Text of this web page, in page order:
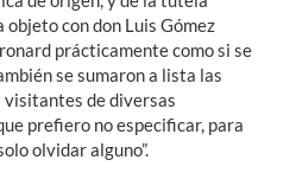
con don Luis Gómez
prácticamente como si se
se sumaron a lista las
de diversas
prefiero no especificar, para
olvidar alguno”.